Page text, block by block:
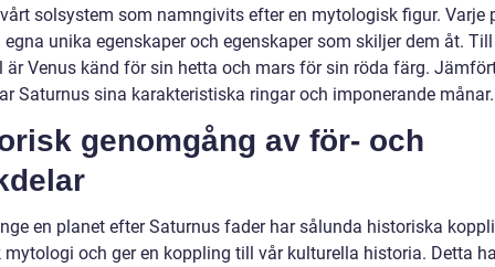
solsystem som namngivits efter en mytologisk figur. Varje
egna unika egenskaper och egenskaper som skiljer dem åt. Till
är Venus känd för sin hetta och mars för sin röda färg.
Saturnus sina karakteristiska ringar och imponerande månar.
genomgång av för- och
en planet efter Saturnus fader har sålunda historiska
mytologi och ger en koppling till vår kulturella historia. Detta